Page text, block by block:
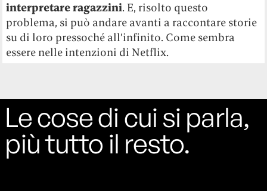
interpretare ragazzini. E, risolto questo
problema, si può andare avanti a raccontare storie
su di loro pressoché all’infinito. Come sembra
essere nelle intenzioni di Netflix.
Le cose di cui si parla,
più tutto il resto.